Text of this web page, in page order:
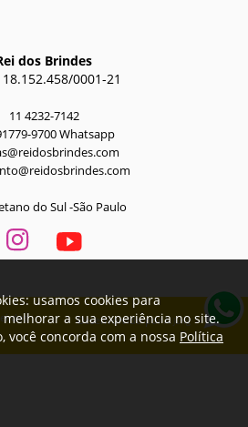
dos Brindes
18.152.458/0001-21
11 4232-7142
9700 Whatsapp
do Sul -São Paulo
dos
Desenvolvido porA. Jung
usamos cookies para
a sua experiência no site.
você concorda com a nossa Política